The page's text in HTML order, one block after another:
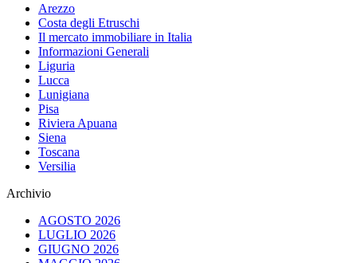
Arezzo
Costa degli Etruschi
Il mercato immobiliare in Italia
Informazioni Generali
Liguria
Lucca
Lunigiana
Pisa
Riviera Apuana
Siena
Toscana
Versilia
Archivio
AGOSTO 2026
LUGLIO 2026
GIUGNO 2026